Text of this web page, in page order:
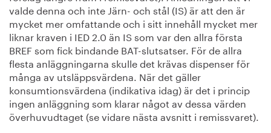
valde denna och inte Järn- och stål (IS) är att den är
mycket mer omfattande och i sitt innehåll mycket mer
liknar kraven i IED 2.0 än IS som var den allra första
BREF som fick bindande BAT-slutsatser. För de allra
flesta anläggningarna skulle det krävas dispenser för
många av utsläppsvärdena. När det gäller
konsumtionsvärdena (indikativa idag) är det i princip
ingen anläggning som klarar något av dessa värden
överhuvudtaget (se vidare nästa avsnitt i remissvaret).